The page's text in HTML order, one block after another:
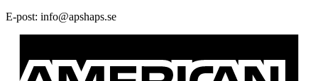
E-post:
es.spahspa
@ofni